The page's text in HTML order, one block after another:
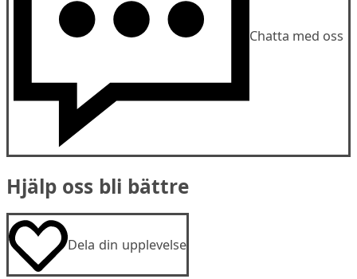
Chatta med oss
Hjälp oss bli bättre
Dela din upplevelse